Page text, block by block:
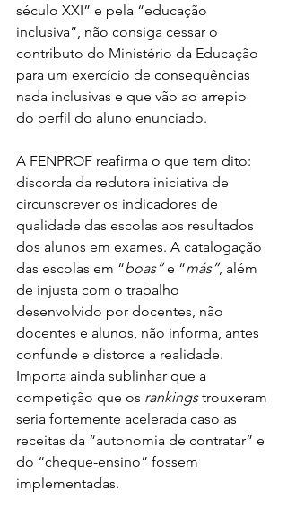
século XXI” e pela “educação
inclusiva”, não consiga cessar o
contributo do Ministério da Educação
para um exercício de consequências
nada inclusivas e que vão ao arrepio
do perfil do aluno enunciado.
A FENPROF reafirma o que tem dito:
discorda da redutora iniciativa de
circunscrever os indicadores de
qualidade das escolas aos resultados
dos alunos em exames. A catalogação
das escolas em “boas” e “más”, além
de injusta com o trabalho
desenvolvido por docentes, não
docentes e alunos, não informa, antes
confunde e distorce a realidade.
Importa ainda sublinhar que a
competição que os rankings trouxeram
seria fortemente acelerada caso as
receitas da “autonomia de contratar” e
do “cheque-ensino” fossem
implementadas.